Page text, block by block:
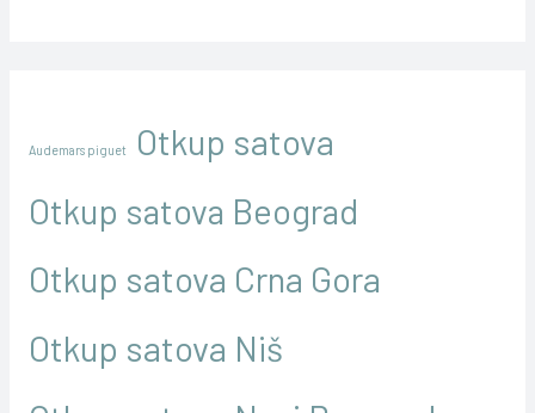
Audemars piguet
Otkup satova
Otkup satova Beograd
Otkup satova Crna Gora
Otkup satova Niš